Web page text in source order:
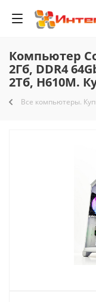
Компьютер
2Гб, DDR4
2Тб, H610M.
Все компьютеры.